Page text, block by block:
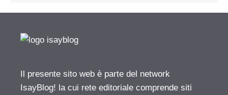
Il presente sito web è parte del network
IsayBlog! la cui rete editoriale comprende siti